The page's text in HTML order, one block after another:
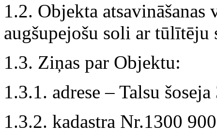
1.2. Objekta
augšupejošu soli ar tūlītēju
1.3. Ziņas par Objektu:
1.3.1. adrese – Talsu
1.3.2. kadastra Nr.1300